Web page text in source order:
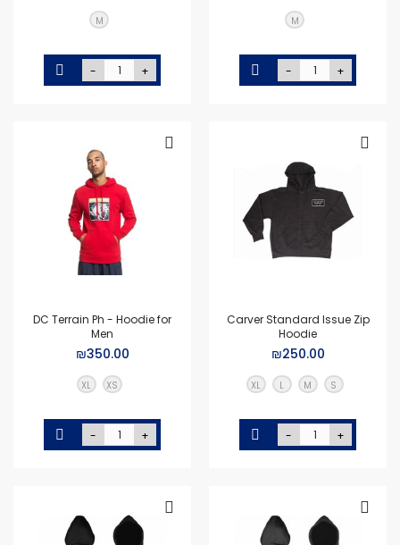
M
- +
M
- +
Carver Standard Issue Zip
Hoodie
₪250.00
S
M
L
XL
- +
DC Terrain Ph - Hoodie for
Men
₪350.00
XS
XL
- +